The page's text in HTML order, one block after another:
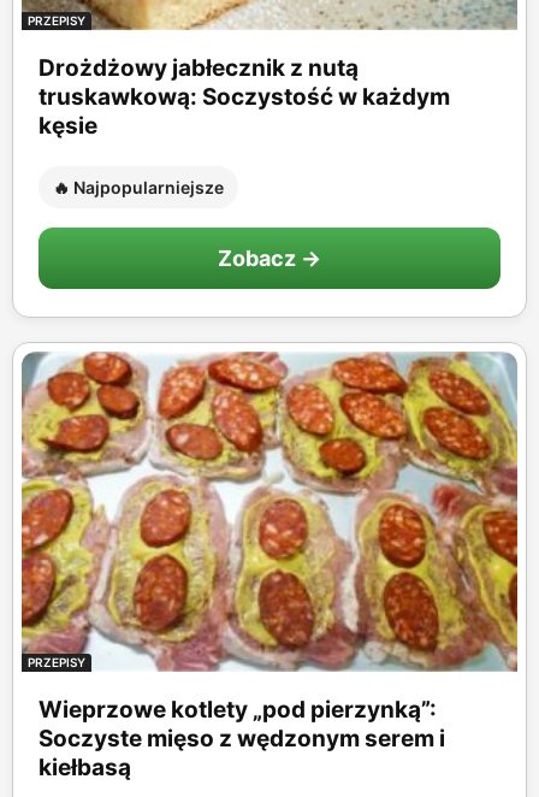
PRZEPISY
Drożdżowy jabłecznik z nutą
truskawkową: Soczystość w każdym
kęsie
🔥 Najpopularniejsze
Zobacz →
PRZEPISY
Wieprzowe kotlety „pod pierzynką”:
Soczyste mięso z wędzonym serem i
kiełbasą